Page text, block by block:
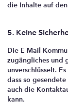
die Inhalte auf
5. Keine
Die E-Mail-
zugängliches und
unverschlüsselt.
dass so
auch die
kann.